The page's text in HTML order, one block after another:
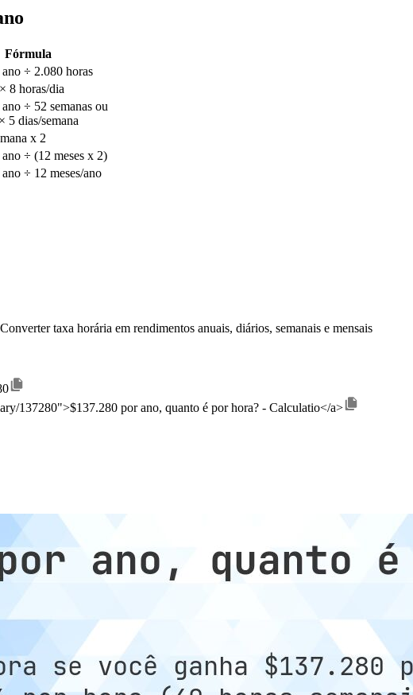
Fórmula
÷ 2.080 horas
8 horas/dia
÷ 52 semanas ou
5 dias/semana
x 2
÷ (12 meses x 2)
÷ 12 meses/ano
taxa horária em rendimentos anuais, diários, semanais e mensais
137280">$137.280 por ano, quanto é por hora? - Calculatio</a>